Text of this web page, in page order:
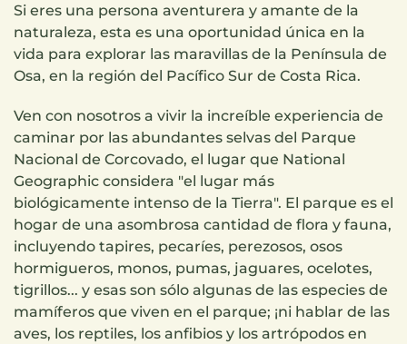
Si eres una persona aventurera y amante de la
naturaleza, esta es una oportunidad única en la
vida para explorar las maravillas de la Península de
Osa, en la región del Pacífico Sur de Costa Rica.
Ven con nosotros a vivir la increíble experiencia de
caminar por las abundantes selvas del Parque
Nacional de Corcovado, el lugar que National
Geographic considera "el lugar más
biológicamente intenso de la Tierra". El parque es el
hogar de una asombrosa cantidad de flora y fauna,
incluyendo tapires, pecaríes, perezosos, osos
hormigueros, monos, pumas, jaguares, ocelotes,
tigrillos... y esas son sólo algunas de las especies de
mamíferos que viven en el parque; ¡ni hablar de las
aves, los reptiles, los anfibios y los artrópodos en